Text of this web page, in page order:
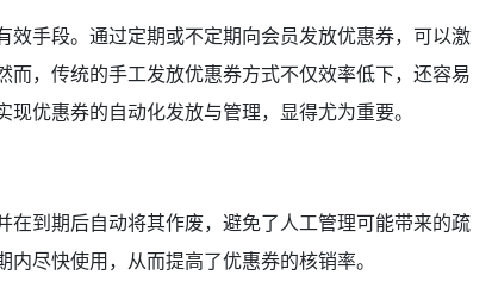
手段。通过定期或不定期向会员发放优惠券，可以激
，传统的手工发放优惠券方式不仅效率低下，还容易
优惠券的自动化发放与管理，显得尤为重要。
到期后自动将其作废，避免了人工管理可能带来的疏
尽快使用，从而提高了优惠券的核销率。